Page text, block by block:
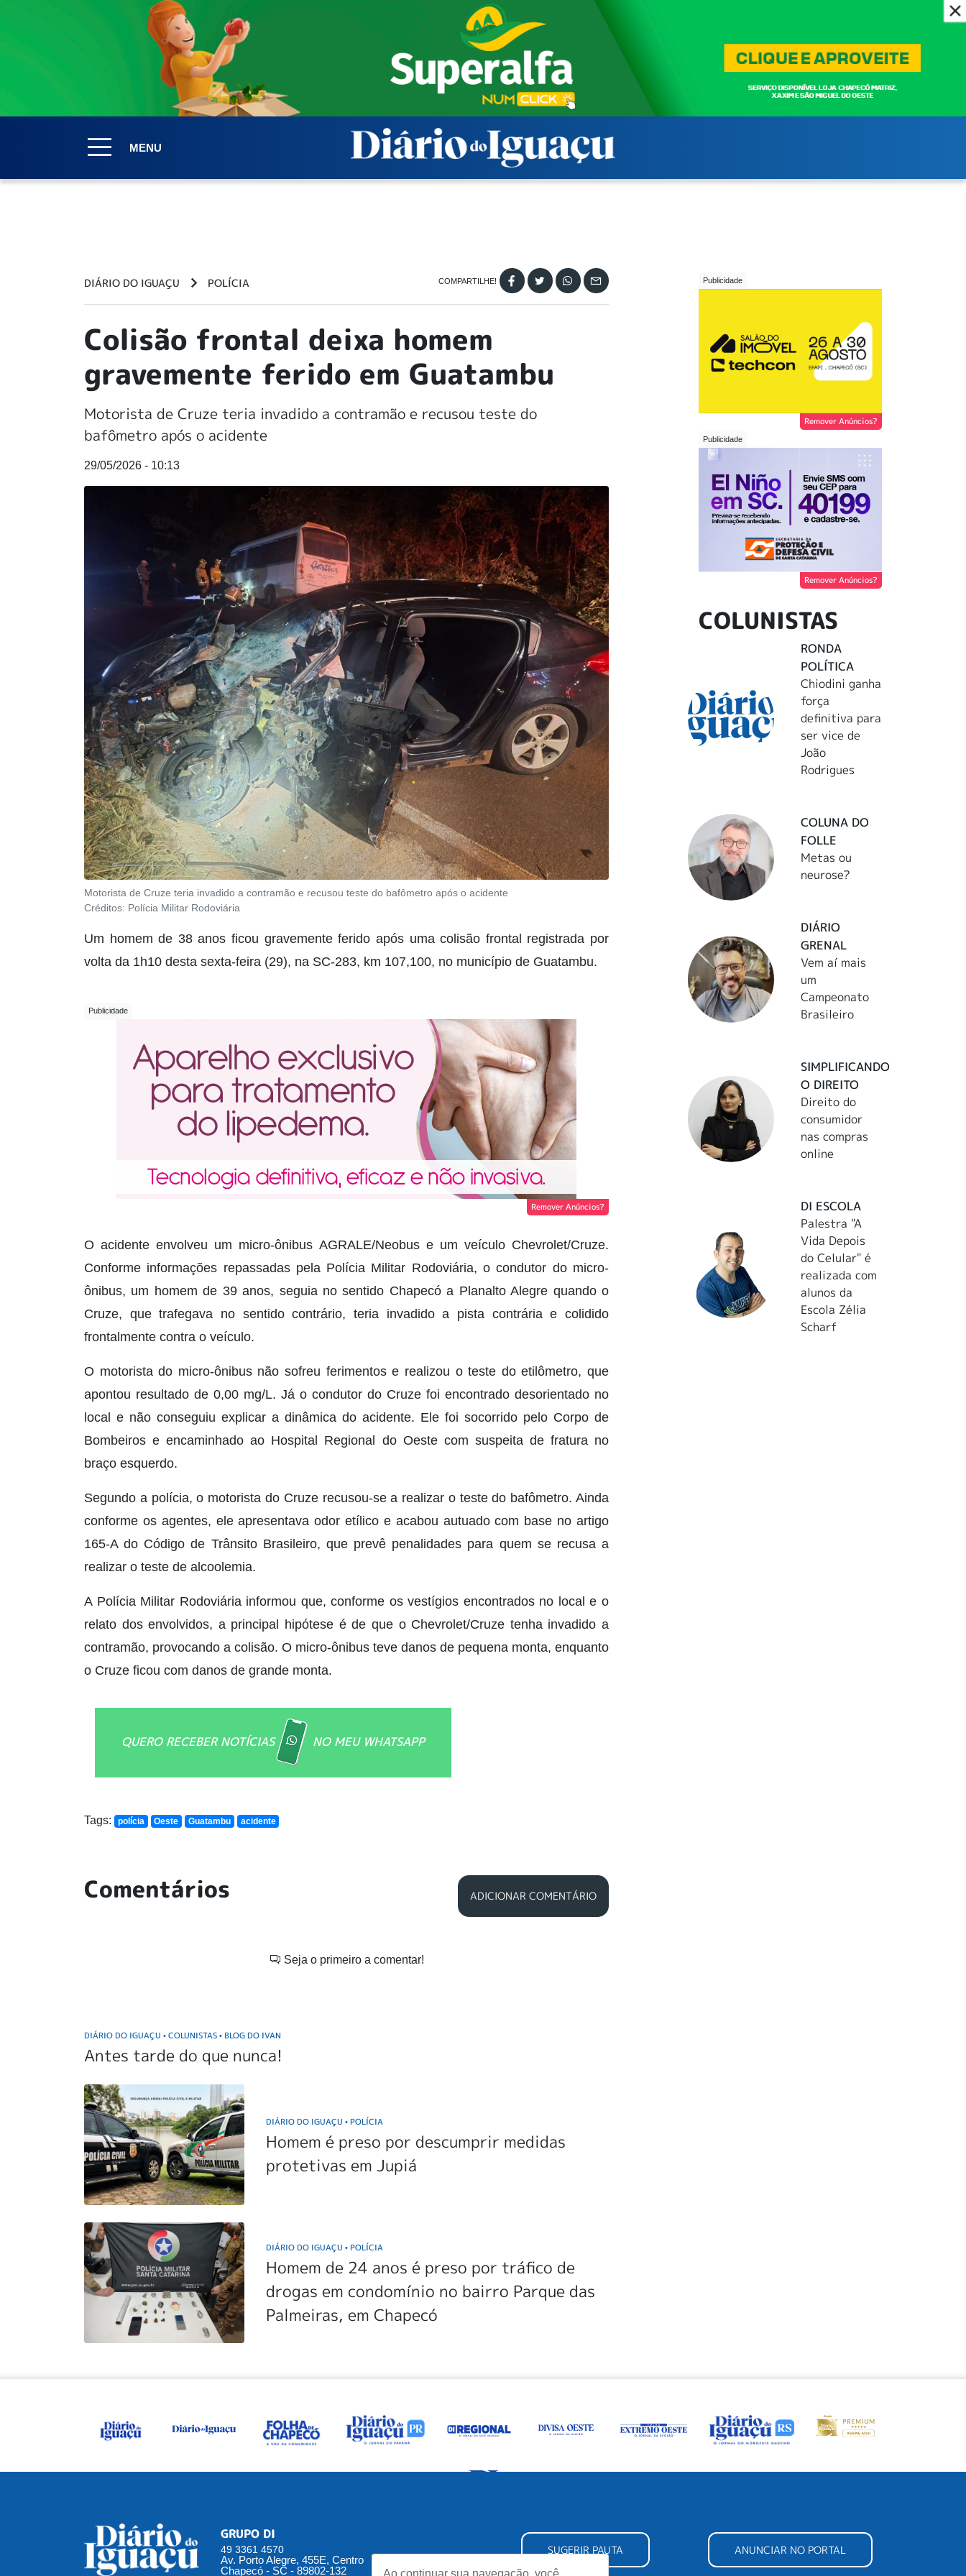
Ao continuar sua navegação, você
MENU
DIÁRIO DO IGUAÇU POLÍCIA
Colisão frontal deixa homem
gravemente ferido em Guatambu
Motorista de Cruze teria invadido a contramão e recusou teste do
bafômetro após o acidente
29/05/2026 - 10:13
Motorista de Cruze teria invadido a contramão e recusou teste do bafômetro após o acidente
Créditos: Polícia Militar Rodoviária
Um homem de 38 anos ficou gravemente ferido após uma colisão frontal registrada por
volta da 1h10 desta sexta-feira (29), na SC-283, km 107,100, no município de Guatambu.
Remover Anúncios?
O acidente envolveu um micro-ônibus AGRALE/Neobus e um veículo Chevrolet/Cruze.
Conforme informações repassadas pela Polícia Militar Rodoviária, o condutor do micro-
ônibus, um homem de 39 anos, seguia no sentido Chapecó a Planalto Alegre quando o
Cruze, que trafegava no sentido contrário, teria invadido a pista contrária e colidido
frontalmente contra o veículo.
O motorista do micro-ônibus não sofreu ferimentos e realizou o teste do etilômetro, que
apontou resultado de 0,00 mg/L. Já o condutor do Cruze foi encontrado desorientado no
local e não conseguiu explicar a dinâmica do acidente. Ele foi socorrido pelo Corpo de
Bombeiros e encaminhado ao Hospital Regional do Oeste com suspeita de fratura no
braço esquerdo.
Segundo a polícia, o motorista do Cruze recusou-se a realizar o teste do bafômetro. Ainda
conforme os agentes, ele apresentava odor etílico e acabou autuado com base no artigo
165-A do Código de Trânsito Brasileiro, que prevê penalidades para quem se recusa a
realizar o teste de alcoolemia.
A Polícia Militar Rodoviária informou que, conforme os vestígios encontrados no local e o
relato dos envolvidos, a principal hipótese é de que o Chevrolet/Cruze tenha invadido a
contramão, provocando a colisão. O micro-ônibus teve danos de pequena monta, enquanto
o Cruze ficou com danos de grande monta.
QUERO RECEBER NOTÍCIAS NO MEU WHATSAPP
Tags: polícia Oeste Guatambu acidente
Comentários ADICIONAR COMENTÁRIO
Seja o primeiro a comentar!
DIÁRIO DO IGUAÇU • COLUNISTAS • BLOG DO IVAN
Antes tarde do que nunca!
DIÁRIO DO IGUAÇU• POLÍCIA
Homem é preso por descumprir medidas
protetivas em Jupiá
DIÁRIO DO IGUAÇU• POLÍCIA
Homem de 24 anos é preso por tráfico de
drogas em condomínio no bairro Parque das
Palmeiras, em Chapecó
Remover Anúncios?
Remover Anúncios?
COLUNISTAS
RONDA
POLÍTICA
Chiodini ganha
força
definitiva para
ser vice de
João
Rodrigues
COLUNA DO
FOLLE
Metas ou
neurose?
DIÁRIO
GRENAL
Vem aí mais
um
Campeonato
Brasileiro
SIMPLIFICANDO
O DIREITO
Direito do
consumidor
nas compras
online
DI ESCOLA
Palestra "A
Vida Depois
do Celular" é
realizada com
alunos da
Escola Zélia
Scharf
GRUPO DI
49 3361 4570
Av. Porto Alegre, 455E, Centro
Chapecó - SC - 89802-132
SUGERIR PAUTA ANUNCIAR NO PORTAL